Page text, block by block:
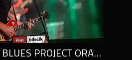
KONCERT BLUES PROJECT ORAZ MAZURSKI JAM SESSION